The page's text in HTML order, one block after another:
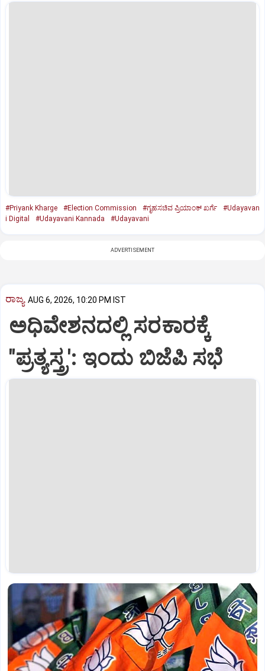
#Priyank Kharge #Election Commission #ಗೃಹಸಚಿವ ಪ್ರಿಯಾಂಕ್ ಖರ್ಗೆ
#Udayavan
i Digital
#Udayavani Kannada #Udayavani
ADVERTISEMENT
ರಾಜ್ಯ AUG 6, 2026, 10:20 PM IST
ಅಧಿವೇಶನದಲ್ಲಿ ಸರಕಾರಕ್ಕೆ
"ಪ್ರತ್ಯಸ್ತ್ರ': ಇಂದು ಬಿಜೆಪಿ ಸಭೆ